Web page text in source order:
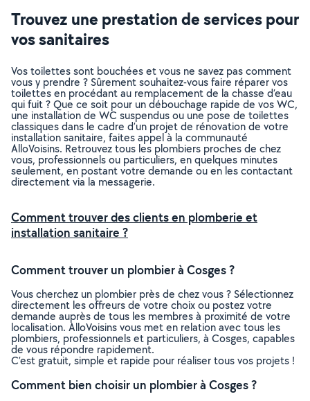
Trouvez une prestation de services pour
vos sanitaires
Vos toilettes sont bouchées et vous ne savez pas comment
vous y prendre ? Sûrement souhaitez-vous faire réparer vos
toilettes en procédant au remplacement de la chasse d’eau
qui fuit ? Que ce soit pour un débouchage rapide de vos WC,
une installation de WC suspendus ou une pose de toilettes
classiques dans le cadre d’un projet de rénovation de votre
installation sanitaire, faites appel à la communauté
AlloVoisins. Retrouvez tous les plombiers proches de chez
vous, professionnels ou particuliers, en quelques minutes
seulement, en postant votre demande ou en les contactant
directement via la messagerie.
Comment trouver des clients en plomberie et
installation sanitaire ?
Comment trouver un plombier à Cosges ?
Vous cherchez un plombier près de chez vous ? Sélectionnez
directement les offreurs de votre choix ou postez votre
demande auprès de tous les membres à proximité de votre
localisation. AlloVoisins vous met en relation avec tous les
plombiers, professionnels et particuliers, à Cosges, capables
de vous répondre rapidement.
C’est gratuit, simple et rapide pour réaliser tous vos projets !
Comment bien choisir un plombier à Cosges ?